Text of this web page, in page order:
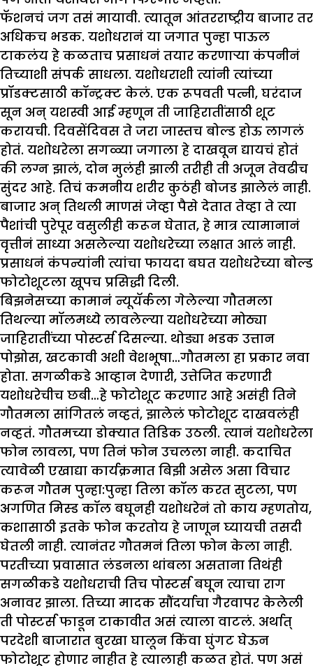
फॅशनचं जग तसं मायावी. त्यातून आंतरराष्ट्रीय बाजार तर
अधिकच भडक. यशोधरानं या जगात पुन्हा पाऊल
टाकलंय हे कळताच प्रसाधनं तयार करणाऱ्या कंपनीनं
तिच्याशी संपर्क साधला. यशोधराशी त्यांनी त्यांच्या
प्रॉडक्टसाठी कॉन्ट्रक्ट केलं. एक रूपवती पत्नी, घरंदाज
सून अन् यशस्वी आई म्हणून ती जाहिरातींसाठी शूट
करायची. दिवसेंदिवस ते जरा जास्तच बोल्ड होऊ लागलं
होतं. यशोधरेला सगळ्या जगाला हे दाखवून द्यायचं होतं
की लग्न झालं, दोन मुलंही झाली तरीही ती अजून तेवढीच
सुंदर आहे. तिचं कमनीय शरीर कुठंही बोजड झालेलं नाही.
बाजार अन् तिथली माणसं जेव्हा पैसे देतात तेव्हा ते त्या
पैशांची पुरेपूर वसुलीही करून घेतात, हे मात्र त्यामानानं
वृत्तीनं साध्या असलेल्या यशोधरेच्या लक्षात आलं नाही.
प्रसाधनं कंपन्यांनी त्यांचा फायदा बघत यशोधरेच्या बोल्ड
फोटोशूटला खूपच प्रसिद्धी दिली.
बिझनेसच्या कामानं न्यूयॅर्कला गेलेल्या गौतमला
तिथल्या मॉलमध्ये लावलेल्या यशोधरेच्या मोठ्या
जाहिरातींच्या पोस्टर्स दिसल्या. थोड्या भडक उत्तान
पोझोस, खटकावी अशी वेशभूषा…गौतमला हा प्रकार नवा
होता. सगळीकडे आव्हान देणारी, उत्तेजित करणारी
यशोधरेचीच छबी…हे फोटोशूट करणार आहे असंही तिने
गौतमला सांगितलं नव्हतं, झालेलं फोटोशूट दाखवलंही
नव्हतं. गौतमच्या डोक्यात तिडिक उठली. त्यानं यशोधरेला
फोन लावला, पण तिनं फोन उचलला नाही. कदाचित
त्यावेळी एखाद्या कार्यक्रमात बिझी असेल असा विचार
करून गौतम पुन्हा:पुन्हा तिला कॉल करत सुटला, पण
अगणित मिस्ड कॉल बघूनही यशोधरेनं तो काय म्हणतोय,
कशासाठी इतके फोन करतोय हे जाणून घ्यायची तसदी
घेतली नाही. त्यानंतर गौतमनं तिला फोन केला नाही.
परतीच्या प्रवासात लंडनला थांबला असताना तिथंही
सगळीकडे यशोधराची तिच पोस्टर्स बघून त्याचा राग
अनावर झाला. तिच्या मादक सौंदर्याचा गैरवापर केलेली
ती पोस्टर्स फाडून टाकावीत असं त्याला वाटलं. अर्थात्
परदेशी बाजारात बुरखा घालून किंवा घुंगट घेऊन
फोटोशूट होणार नाहीत हे त्यालाही कळत होतं. पण असं